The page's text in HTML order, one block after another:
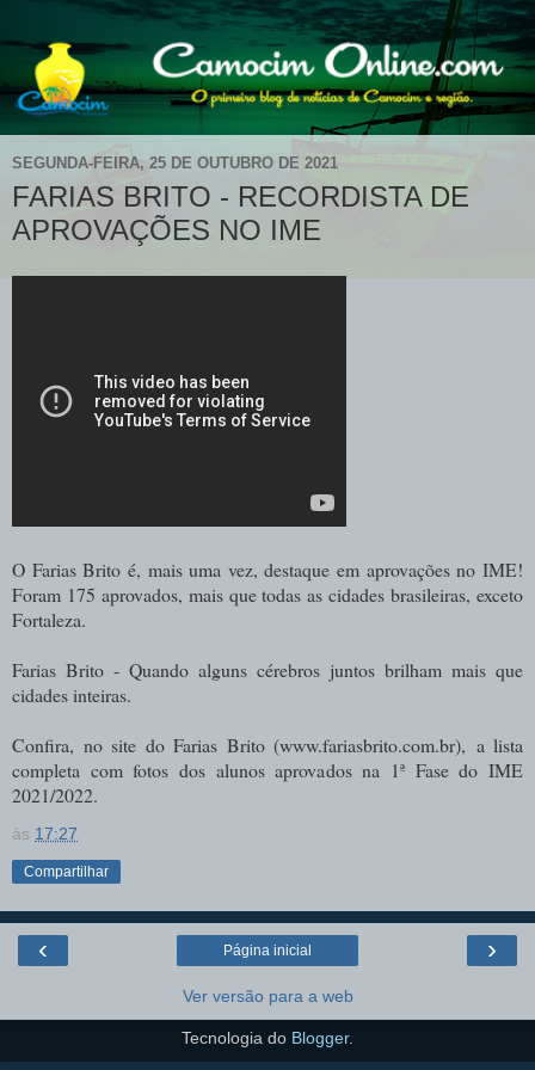
SEGUNDA-FEIRA, 25 DE OUTUBRO DE 2021
FARIAS BRITO - RECORDISTA DE
APROVAÇÕES NO IME
O Farias Brito é, mais uma vez, destaque em aprovações no IME!
Foram 175 aprovados, mais que todas as cidades brasileiras, exceto
Fortaleza.
Farias Brito - Quando alguns cérebros juntos brilham mais que
cidades inteiras.
Confira, no site do Farias Brito (www.fariasbrito.com.br), a lista
completa com fotos dos alunos aprovados na 1ª Fase do IME
2021/2022.
às 17:27
Compartilhar
‹ ›
Página inicial
Ver versão para a web
Tecnologia do Blogger.